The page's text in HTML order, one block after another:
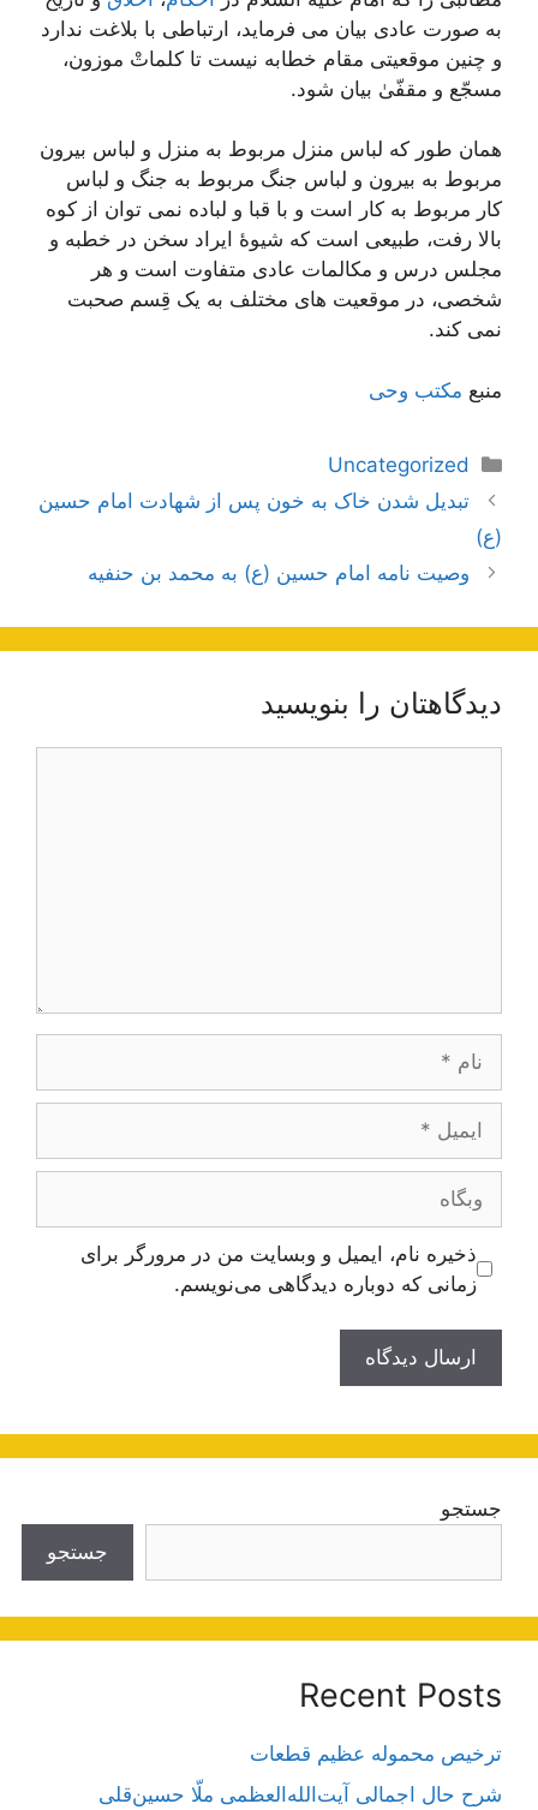
به صورت عادی بیان می فرماید، ارتباطی با بلاغت ندارد
و چنین موقعیتی مقام خطابه نیست تا کلماتْ موزون،
مسجّع و مقفّیٰ بیان شود.
همان طور که لباس منزل مربوط به منزل و لباس بیرون
مربوط به بیرون و لباس جنگ مربوط به جنگ و لباس
کار مربوط به کار است و با قبا و لباده نمی توان از کوه
بالا رفت، طبیعی است که شیوۀ ایراد سخن در خطبه و
مجلس درس و مکالمات عادی متفاوت است و هر
شخصی، در موقعیت های مختلف به یک قِسم صحبت
نمی کند.
منبع مکتب وحی
دسته‌ها
Uncategorized
ناوبری
نوشته‌ها
تبدیل شدن خاک به خون پس از شهادت امام حسین
(ع)
وصیت نامه امام حسین (ع) به محمد بن حنفیه
دیدگاهتان را بنویسید
وبگاه
ذخیره نام، ایمیل و وبسایت من در مرورگر برای
زمانی که دوباره دیدگاهی می‌نویسم.
جستجو
جستجو
Recent Posts
ترخیص محموله عظیم قطعات
شرح حال اجمالی آیت‌الله‌العظمی ملّا حسین‌قلی